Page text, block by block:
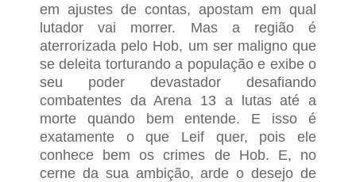
em ajustes de contas, apostam em qual
lutador vai morrer. Mas a região é
aterrorizada pelo Hob, um ser maligno que
se deleita torturando a população e exibe o
seu poder devastador desafiando
combatentes da Arena 13 a lutas até a
morte quando bem entende. E isso é
exatamente o que Leif quer, pois ele
conhece bem os crimes de Hob. E, no
cerne da sua ambição, arde o desejo de